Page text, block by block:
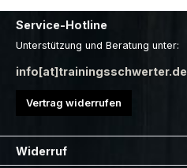
Service-Hotline
Unterstützung und Beratung unter:
info[at]trainingsschwerter.de
Vertrag widerrufen
Widerruf